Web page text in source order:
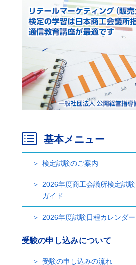
基本メニュー
検定試験のご案内
2026年度商工会議所検定試験
ガイド
2026年度試験日程カレンダー
受験の申し込みについて
受験の申し込みの流れ